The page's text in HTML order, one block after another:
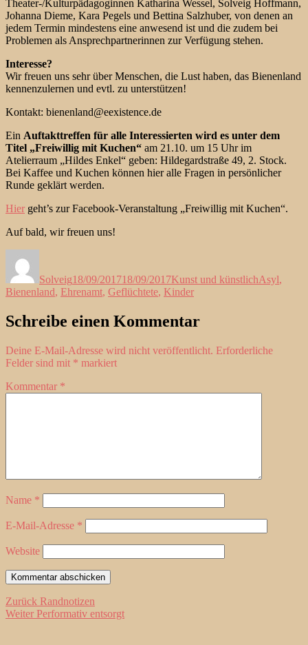
Theater-/Kulturpädagoginnen Katharina Wessel, Solveig Hoffmann,
Johanna Dieme, Kara Pegels und Bettina Salzhuber, von denen an
jedem Termin mindestens eine anwesend ist und die zudem bei
Problemen als Ansprechpartnerinnen zur Verfügung stehen.
Interesse?
Wir freuen uns sehr über Menschen, die Lust haben, das Bienenland
kennenzulernen und evtl. zu unterstützen!
Kontakt: bienenland@eexistence.de
Ein Auftakttreffen für alle Interessierten wird es unter dem
Titel „Freiwillig mit Kuchen“ am 21.10. um 15 Uhr im
Atelierraum „Hildes Enkel“ geben: Hildegardstraße 49, 2. Stock.
Bei Kaffee und Kuchen können hier alle Fragen in persönlicher
Runde geklärt werden.
Hier geht’s zur Facebook-Veranstaltung „Freiwillig mit Kuchen“.
Auf bald, wir freuen uns!
Solveig18/09/201718/09/2017Kunst und künstlichAsyl,
Bienenland, Ehrenamt, Geflüchtete, Kinder
Schreibe einen Kommentar
Deine E-Mail-Adresse wird nicht veröffentlicht. Erforderliche
Felder sind mit * markiert
Kommentar *
Name *
E-Mail-Adresse *
Website
Beitragsnavigation
Zurück Vorheriger
Beitrag:
Randnotizen
Weiter Nächster
Performativ entsorgt